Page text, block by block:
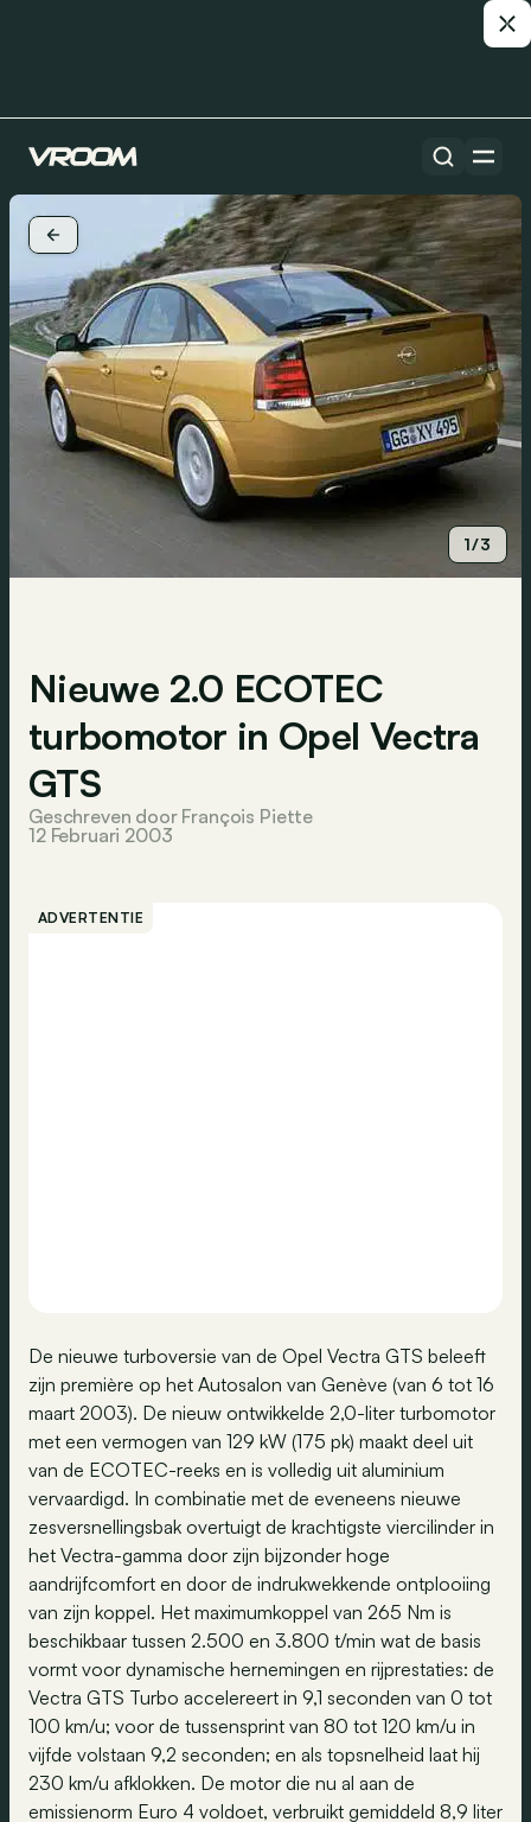
1/3
Nieuwe 2.0 ECOTEC
turbomotor in Opel Vectra
GTS
Geschreven door François Piette
12 Februari 2003
ADVERTENTIE
De nieuwe turboversie van de Opel Vectra GTS beleeft
zijn première op het Autosalon van Genève (van 6 tot 16
maart 2003). De nieuw ontwikkelde 2,0-liter turbomotor
met een vermogen van 129 kW (175 pk) maakt deel uit
van de ECOTEC-reeks en is volledig uit aluminium
vervaardigd. In combinatie met de eveneens nieuwe
zesversnellingsbak overtuigt de krachtigste viercilinder in
het Vectra-gamma door zijn bijzonder hoge
aandrijfcomfort en door de indrukwekkende ontplooiing
van zijn koppel. Het maximumkoppel van 265 Nm is
beschikbaar tussen 2.500 en 3.800 t/min wat de basis
vormt voor dynamische hernemingen en rijprestaties: de
Vectra GTS Turbo accelereert in 9,1 seconden van 0 tot
100 km/u; voor de tussensprint van 80 tot 120 km/u in
vijfde volstaan 9,2 seconden; en als topsnelheid laat hij
230 km/u afklokken. De motor die nu al aan de
emissienorm Euro 4 voldoet, verbruikt gemiddeld 8,9 liter